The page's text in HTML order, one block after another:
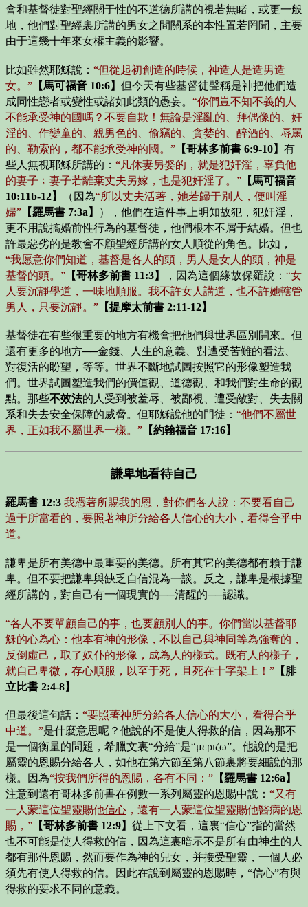
會和基督徒對聖經關于性的不道德所講的視若無睹，或更一般
地，他們對聖經裏所講的男女之間關系的本性置若罔聞，主要
由于這幾十年來女權主義的影響。
比如雖然耶穌說： “但從起初創造的時候，神造人是造男造
女。” 【馬可福音 10:6】 但今天有些基督徒聲稱是神把他們造
成同性戀者或變性或諸如此類的愚妄。 “你們豈不知不義的人
不能承受神的國嗎？不要自欺！無論是淫亂的、拜偶像的、奸
淫的、作孌童的、親男色的、偷竊的、貪婪的、醉酒的、辱罵
的、勒索的，都不能承受神的國。” 【哥林多前書 6:9-10】 有
些人無視耶穌所講的： “凡休妻另娶的，就是犯奸淫，辜負他
的妻子﹔妻子若離棄丈夫另嫁，也是犯奸淫了。” 【馬可福音
10:11b-12】
（因為“所以丈夫活著，她若歸于別人，便叫淫
婦” 【羅馬書 7:3a】
），他們在這件事上明知故犯，犯奸淫，
更不用說搞婚前性行為的基督徒，他們根本不屑于結婚。但也
許最惡劣的是教會不顧聖經所講的女人順從的角色。比如，
“我愿意你們知道，基督是各人的頭，男人是女人的頭，神是
基督的頭。” 【哥林多前書 11:3】 ，因為這個緣故保羅說： “女
人要沉靜學道，一味地順服。我不許女人講道，也不許她轄管
男人，只要沉靜。” 【提摩太前書 2:11-12】
基督徒在有些很重要的地方有機會把他們與世界區別開來。但
還有更多的地方──金錢、人生的意義、對遭受苦難的看法、
對復活的盼望，等等。世界不斷地試圖按照它的形像塑造我
們。世界試圖塑造我們的價值觀、道德觀、和我們對生命的觀
點。那些不效法的人受到被羞辱、被鄙視、遭受敵對、失去關
系和失去安全保障的威脅。但耶穌說他的門徒： “他們不屬世
界，正如我不屬世界一樣。” 【約翰福音 17:16】
謙卑地看待自己
羅馬書 12:3 我憑著所賜我的恩，對你們各人說：不要看自己
過于所當看的，要照著神所分給各人信心的大小，看得合乎中
道。
謙卑是所有美德中最重要的美德。所有其它的美德都有賴于謙
卑。但不要把謙卑與缺乏自信混為一談。反之，謙卑是根據聖
經所講的，對自己有一個現實的──清醒的──認識。
“各人不要單顧自己的事，也要顧別人的事。你們當以基督耶
穌的心為心：他本有神的形像，不以自己與神同等為強奪的，
反倒虛己，取了奴仆的形像，成為人的樣式。既有人的樣子，
就自己卑微，存心順服，以至于死，且死在十字架上！” 【腓
立比書 2:4-8】
但最後這句話： “要照著神所分給各人信心的大小，看得合乎
中道。”是什麼意思呢？他說的不是使人得救的信，因為那不
是一個衡量的問題，希臘文裏“分給”是“μεριζω”。他說的是把
屬靈的恩賜分給各人，如他在第六節至第八節裏將要細說的那
樣。因為“按我們所得的恩賜，各有不同：” 【羅馬書 12:6a】
注意到還有哥林多前書在例數一系列屬靈的恩賜中說： “又有
一人蒙這位聖靈賜他信心 ，還有一人蒙這位聖靈賜他醫病的恩
賜，” 【哥林多前書 12:9】 從上下文看，這裏“信心”指的當然
也不可能是使人得救的信，因為這裏暗示不是所有由神生的人
都有那件恩賜，然而要作為神的兒女，并接受聖靈，一個人必
須先有使人得救的信。因此在說到屬靈的恩賜時，“信心”有與
得救的要求不同的意義。